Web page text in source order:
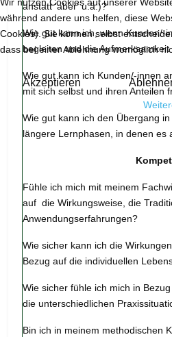
anstatt 'aber' u.ä.)?
Wie gut kann ich, wenn Kunden/-
begleiten und die
Wie gut kann ich Kunden/-innen
mit sich selbst und ihren Anteilen
Wie gut kann ich den Übergang
längere Lernphasen, in denen es
Fühle ich mich mit meinem
auf die Wirkungsweise, die
Anwendungserfahrungen?
Wie sicher kann ich die
Bezug auf die individuellen
Wie sicher fühle ich mich in
die unterschiedlichen
Bin ich in meinem methodischen
während andere uns helfen, diese
Cookies). Sie können selbst
dass bei einer Ablehnung womöglich
Akzeptieren